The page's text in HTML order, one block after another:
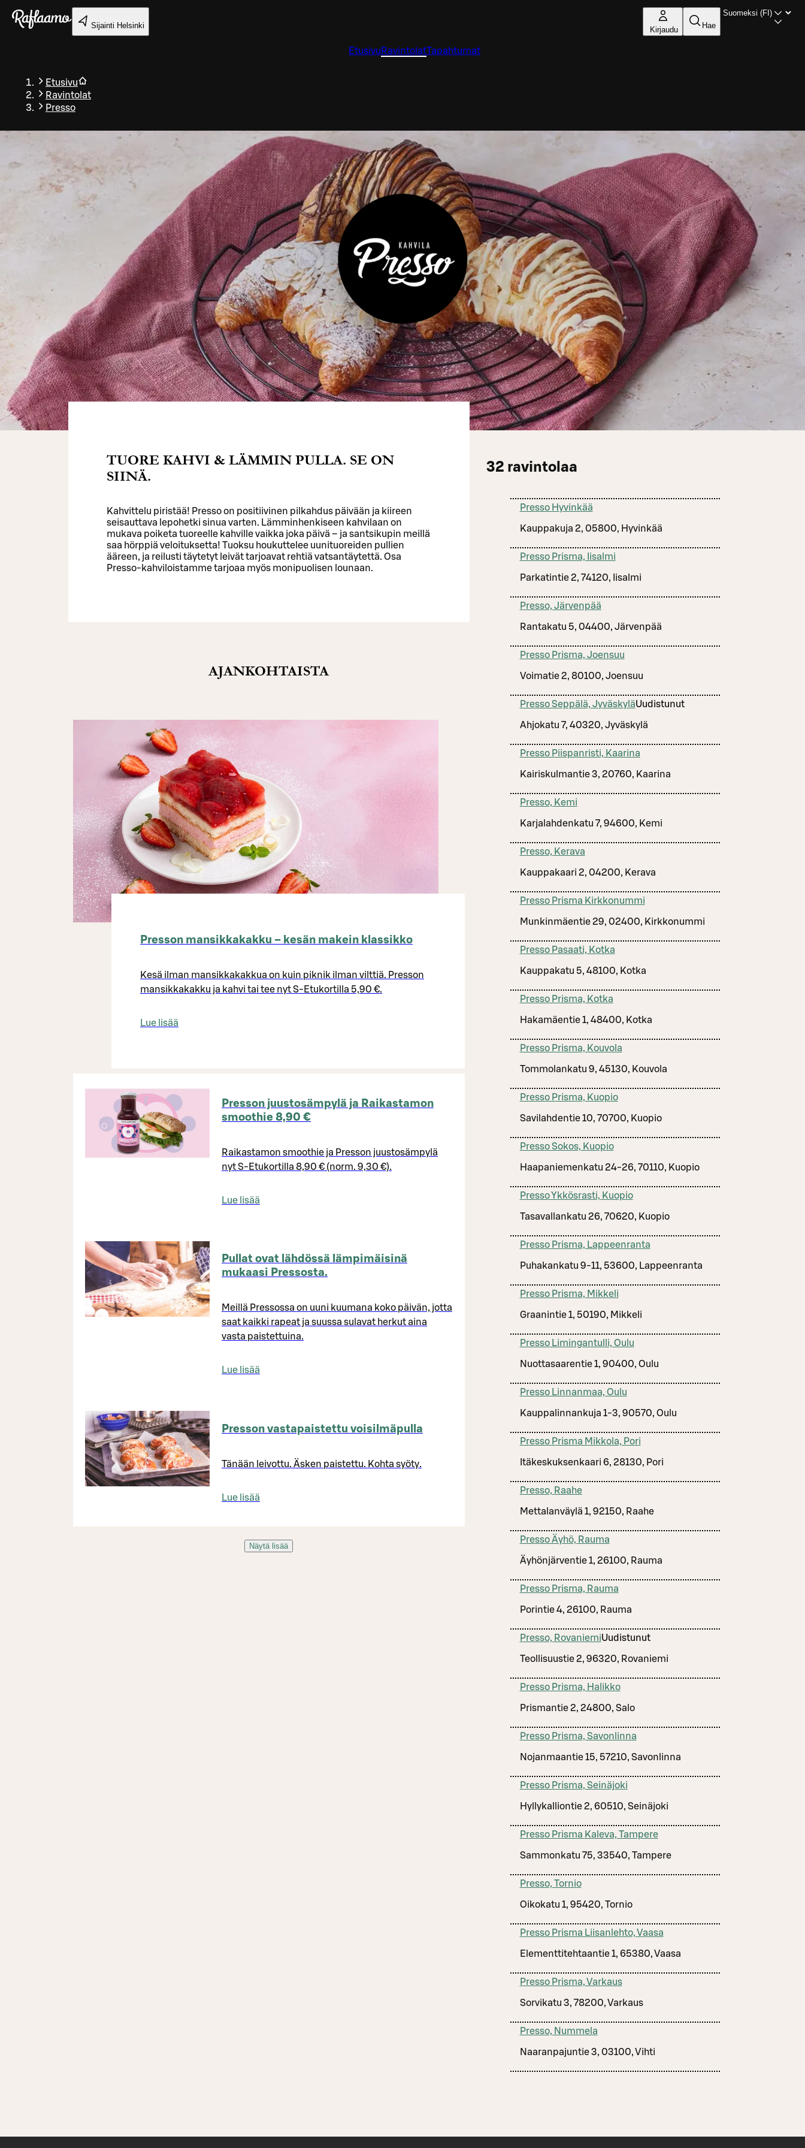
Siirry pääsisältöön
Sijainti Helsinki Kirjaudu Hae
Etusivu RavintolatTapahtumat
Etusivu
Ravintolat
Presso
TUORE KAHVI & LÄMMIN PULLA. SE ON
SIINÄ.
Kahvittelu piristää! Presso on positiivinen pilkahdus päivään ja kiireen
seisauttava lepohetki sinua varten. Lämminhenkiseen kahvilaan on
mukava poiketa tuoreelle kahville vaikka joka päivä – ja santsikupin meillä
saa hörppiä veloituksetta! Tuoksu houkuttelee uunituoreiden pullien
ääreen, ja reilusti täytetyt leivät tarjoavat rehtiä vatsantäytettä. Osa
Presso-kahviloistamme tarjoaa myös monipuolisen lounaan.
AJANKOHTAISTA
Presson mansikkakakku – kesän makein klassikko
Kesä ilman mansikkakakkua on kuin piknik ilman vilttiä. Presson
mansikkakakku ja kahvi tai tee nyt S-Etukortilla 5,90 €.
Lue lisää
Presson juustosämpylä ja Raikastamon
smoothie 8,90 €
Raikastamon smoothie ja Presson juustosämpylä
nyt S-Etukortilla 8,90 € (norm. 9,30 €).
Lue lisää
Pullat ovat lähdössä lämpimäisinä
mukaasi Pressosta.
Meillä Pressossa on uuni kuumana koko päivän, jotta
saat kaikki rapeat ja suussa sulavat herkut aina
vasta paistettuina.
Lue lisää
Presson vastapaistettu voisilmäpulla
Tänään leivottu. Äsken paistettu. Kohta syöty.
Lue lisää
Näytä lisää
32 ravintolaa
Presso Hyvinkää
Kauppakuja 2, 05800, Hyvinkää
Presso Prisma, Iisalmi
Parkatintie 2, 74120, Iisalmi
Presso, Järvenpää
Rantakatu 5, 04400, Järvenpää
Presso Prisma, Joensuu
Voimatie 2, 80100, Joensuu
Presso Seppälä, JyväskyläUudistunut
Ahjokatu 7, 40320, Jyväskylä
Presso Piispanristi, Kaarina
Kairiskulmantie 3, 20760, Kaarina
Presso, Kemi
Karjalahdenkatu 7, 94600, Kemi
Presso, Kerava
Kauppakaari 2, 04200, Kerava
Presso Prisma Kirkkonummi
Munkinmäentie 29, 02400, Kirkkonummi
Presso Pasaati, Kotka
Kauppakatu 5, 48100, Kotka
Presso Prisma, Kotka
Hakamäentie 1, 48400, Kotka
Presso Prisma, Kouvola
Tommolankatu 9, 45130, Kouvola
Presso Prisma, Kuopio
Savilahdentie 10, 70700, Kuopio
Presso Sokos, Kuopio
Haapaniemenkatu 24-26, 70110, Kuopio
Presso Ykkösrasti, Kuopio
Tasavallankatu 26, 70620, Kuopio
Presso Prisma, Lappeenranta
Puhakankatu 9-11, 53600, Lappeenranta
Presso Prisma, Mikkeli
Graanintie 1, 50190, Mikkeli
Presso Limingantulli, Oulu
Nuottasaarentie 1, 90400, Oulu
Presso Linnanmaa, Oulu
Kauppalinnankuja 1-3, 90570, Oulu
Presso Prisma Mikkola, Pori
Itäkeskuksenkaari 6, 28130, Pori
Presso, Raahe
Mettalanväylä 1, 92150, Raahe
Presso Äyhö, Rauma
Äyhönjärventie 1, 26100, Rauma
Presso Prisma, Rauma
Porintie 4, 26100, Rauma
Presso, RovaniemiUudistunut
Teollisuustie 2, 96320, Rovaniemi
Presso Prisma, Halikko
Prismantie 2, 24800, Salo
Presso Prisma, Savonlinna
Nojanmaantie 15, 57210, Savonlinna
Presso Prisma, Seinäjoki
Hyllykalliontie 2, 60510, Seinäjoki
Presso Prisma Kaleva, Tampere
Sammonkatu 75, 33540, Tampere
Presso, Tornio
Oikokatu 1, 95420, Tornio
Presso Prisma Liisanlehto, Vaasa
Elementtitehtaantie 1, 65380, Vaasa
Presso Prisma, Varkaus
Sorvikatu 3, 78200, Varkaus
Presso, Nummela
Naaranpajuntie 3, 03100, Vihti